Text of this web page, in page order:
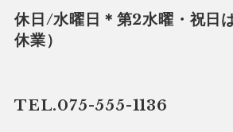
休日/水曜日＊第2水曜・祝日
休業）
TEL.075-555-1136